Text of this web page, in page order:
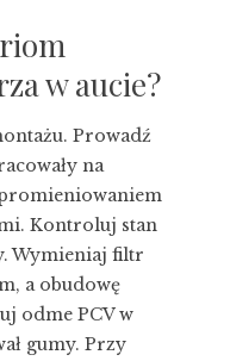
w aucie?
Prowadź
na
Kontroluj stan
Wymieniaj filtr
a obudowę
odme PCV w
gumy. Przy